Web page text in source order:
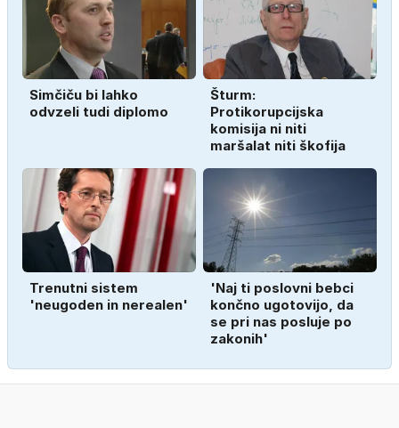
Simčiču bi lahko
odvzeli tudi diplomo
Šturm:
Protikorupcijska
komisija ni niti
maršalat niti škofija
Trenutni sistem
'neugoden in nerealen'
'Naj ti poslovni bebci
končno ugotovijo, da
se pri nas posluje po
zakonih'